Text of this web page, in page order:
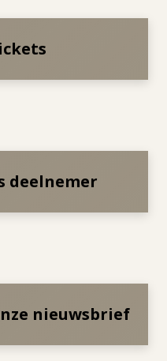
deelnemer
nieuwsbrief